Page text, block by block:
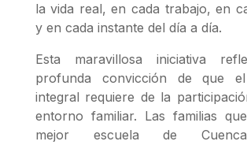
la vida real, en cada trabajo, en
y en cada instante del día a día.
Esta maravillosa iniciativa
profunda convicción de que
integral requiere de la
entorno familiar. Las familias
mejor escuela de